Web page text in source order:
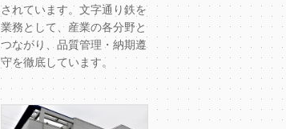
されています。文字通り鉄を
業務として、産業の各分野と
つながり、品質管理・納期遵
守を徹底しています。